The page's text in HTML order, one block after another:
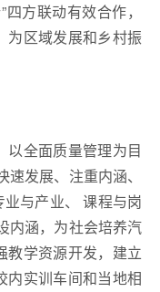
方联动有效合作，
为区域发展和乡村振
以全面质量管理为目
发展、注重内涵、
业与产业、 课程与岗
内涵，为社会培养汽
教学资源开发，建立
内实训车间和当地相